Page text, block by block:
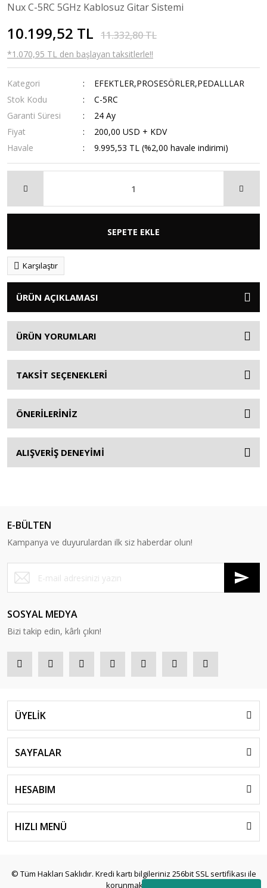
Nux C-5RC 5GHz Kablosuz Gitar Sistemi
10.199,52 TL 11.332,80 TL
*1.070,95 TL den başlayan taksitlerle!!
Kategori
EFEKTLER,PROSESÖRLER,PEDALLLAR
Stok Kodu
C-5RC
Garanti Süresi
24 Ay
Fiyat
200,00 USD + KDV
Havale
9.995,53 TL (%2,00 havale indirimi)
SEPETE EKLE
Karşılaştır
ÜRÜN AÇIKLAMASI
ÜRÜN YORUMLARI
TAKSİT SEÇENEKLERİ
ÖNERİLERİNİZ
ALIŞVERİŞ DENEYİMİ
E-BÜLTEN
Kampanya ve duyurulardan ilk siz haberdar olun!
SOSYAL MEDYA
Bizi takip edin, kârlı çıkın!
ÜYELİK
SAYFALAR
HESABIM
HIZLI MENÜ
© Tüm Hakları Saklıdır. Kredi kartı bilgileriniz 256bit SSL sertifikası ile
korunmaktadır.